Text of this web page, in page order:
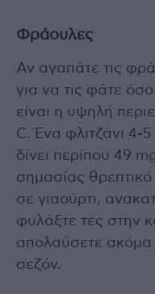
Φράουλες
Αν αγαπάτε τις
για να τις φάτε
είναι η υψηλή
C. Ένα φλιτζάνι 4-
δίνει περίπου 49
σημασίας
σε γιαούρτι,
φυλάξτε τες στην
απολαύσετε ακόμα
σεζόν.